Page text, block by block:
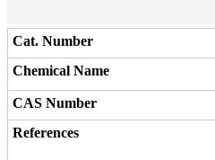
Cat. Number
Chemical Name
CAS Number
References